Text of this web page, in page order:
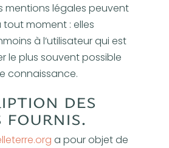
mentions légales peuvent
moment : elles
à l’utilisateur qui est
le plus souvent possible
connaissance.
des
fournis.
a pour objet de